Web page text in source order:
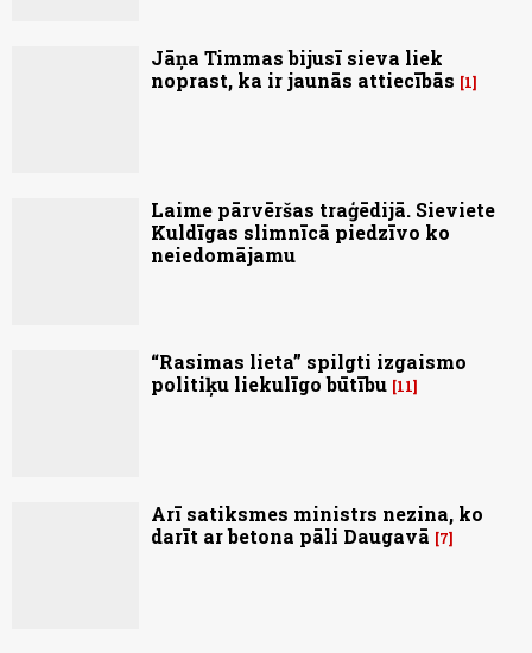
Jāņa Timmas bijusī sieva liek
noprast, ka ir jaunās attiecībās
1
Laime pārvēršas traģēdijā. Sieviete
Kuldīgas slimnīcā piedzīvo ko
neiedomājamu
“Rasimas lieta” spilgti izgaismo
politiķu liekulīgo būtību 11
Arī satiksmes ministrs nezina, ko
darīt ar betona pāli Daugavā
7